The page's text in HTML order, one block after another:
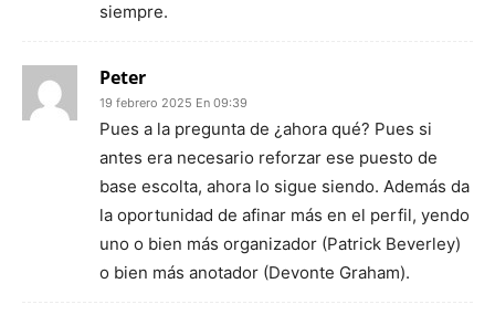
siempre.
Peter
19 febrero 2025 En 09:39
Pues a la pregunta de ¿ahora qué? Pues si
antes era necesario reforzar ese puesto de
base escolta, ahora lo sigue siendo. Además da
la oportunidad de afinar más en el perfil, yendo
uno o bien más organizador (Patrick Beverley)
o bien más anotador (Devonte Graham).